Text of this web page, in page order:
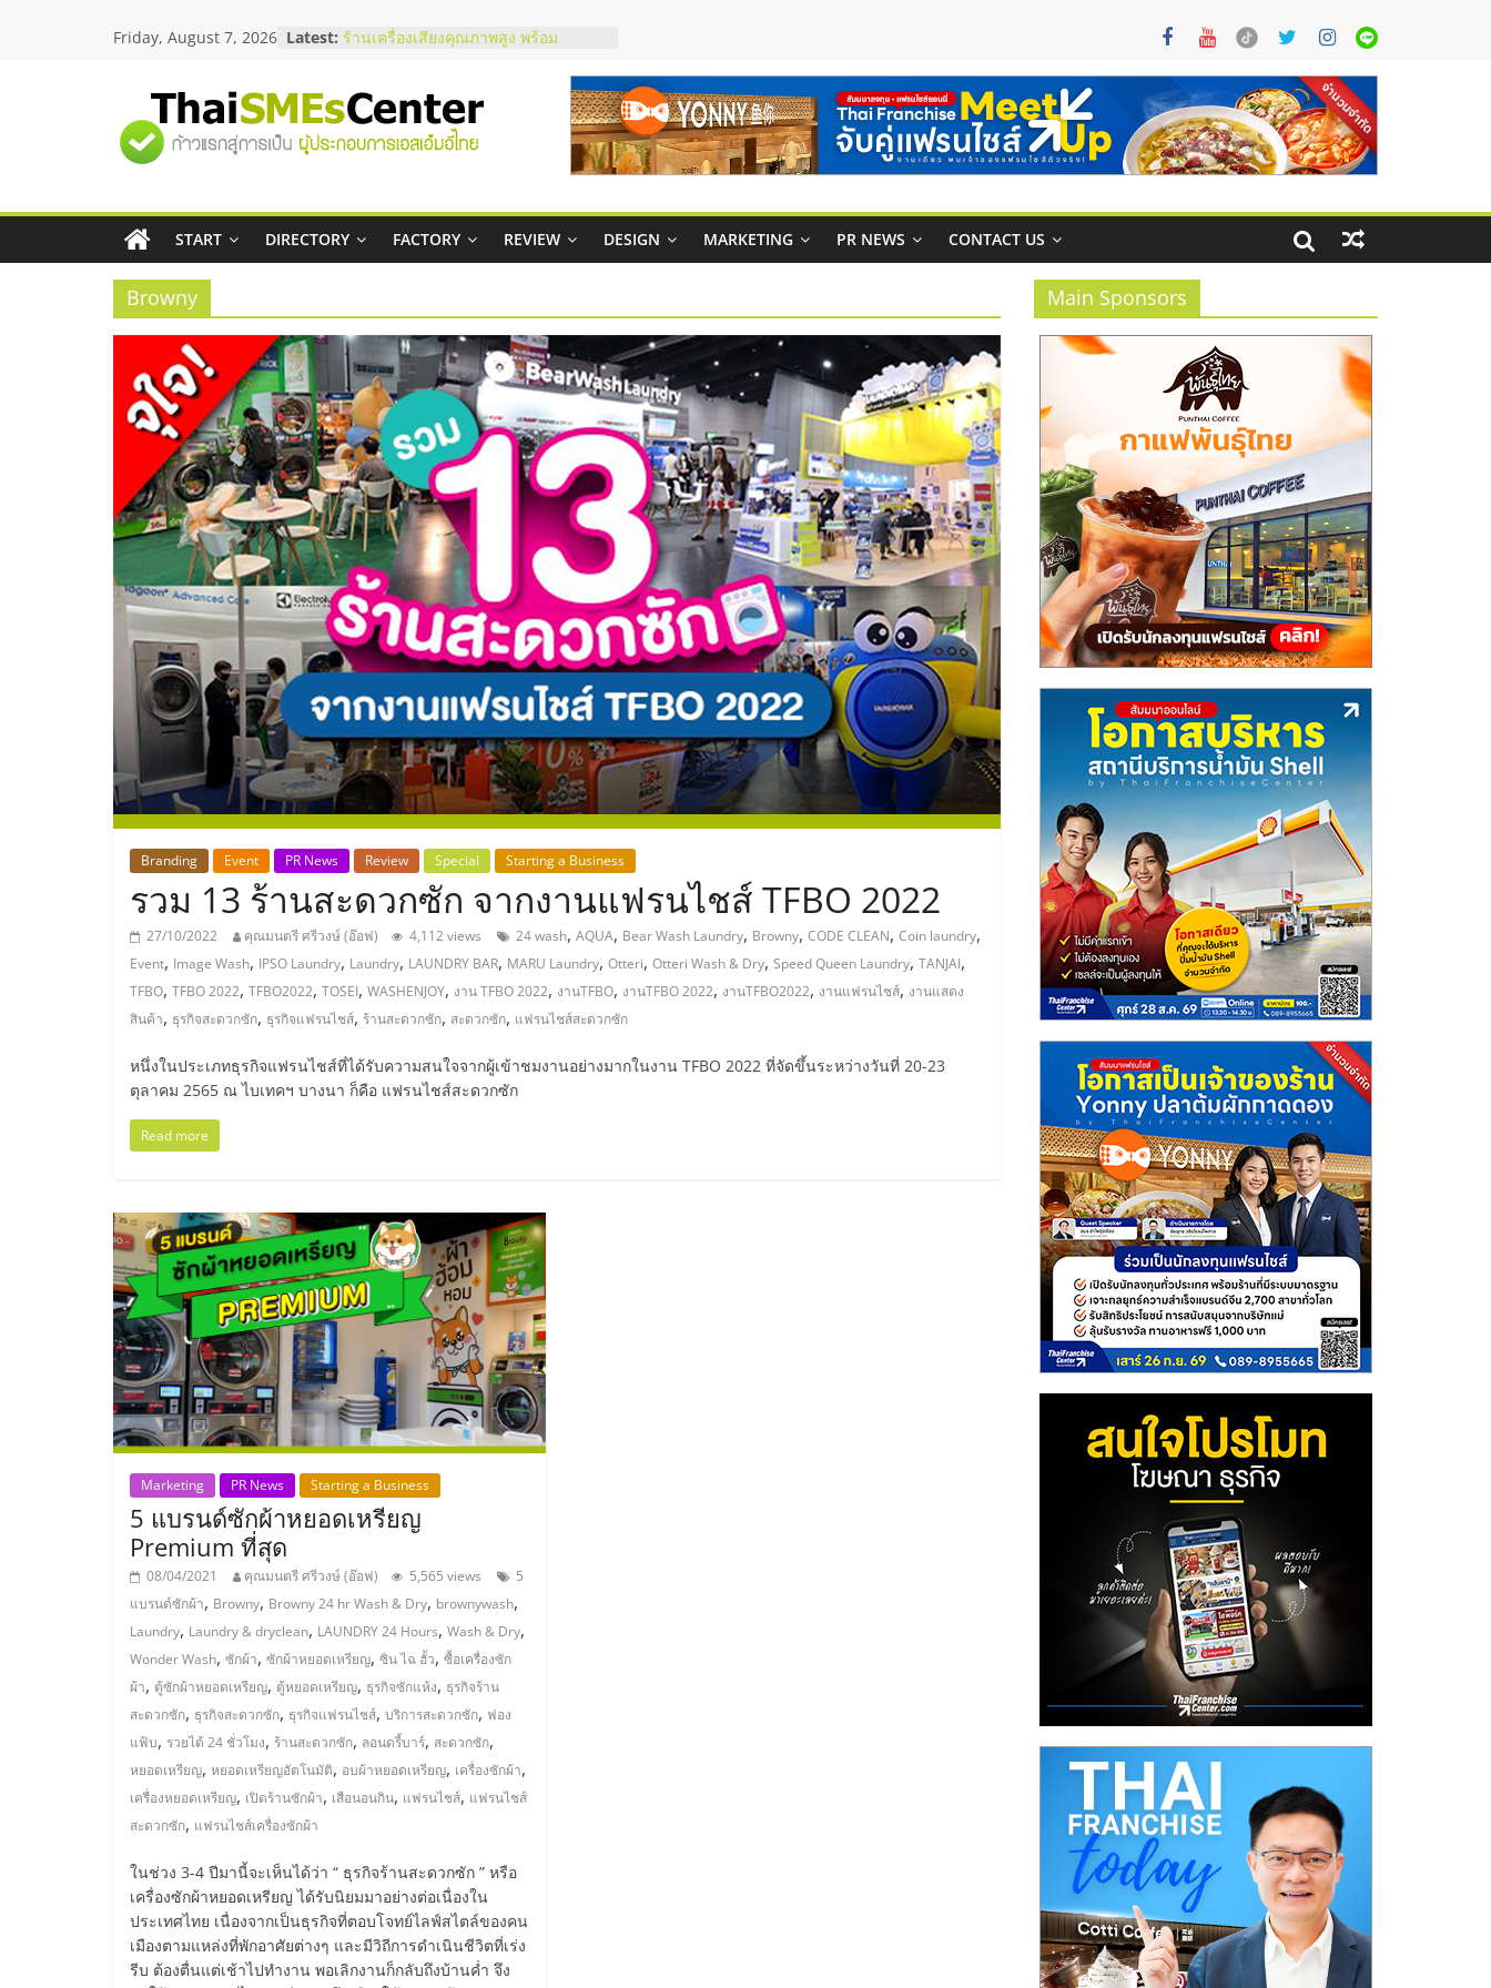
Friday, August 7, 2026 Latest: ร้านเครื่องเสียงคุณภาพสูง พร้อม
บริษัท Cybersecurity ในไทยที่ไหนดี?
วิธีเลือกผู้ให้บริการให้คุ้มค่าและตอบ
โจทย์ธุรกิจ
อยากหาเงินทุน เพิ่มสภาพคล่องให้ธุรกิจ
บริการน้ำมัน Shell
สัมมนาลงทุน แฟรนไชส์ยอนนี่
ThaiFranchise Meet Up จับคู่แฟรน
"ศูนย์
รวม
ข้อมูล
ธุรกิจ
SME
แห่ง
ประเทศไทย,
ThaiSMEsCenter,
รวม
ธุรกิจ
เอ
ส
เอ็
มอี
ไทย,
SMEs,
แฟ
ไชส์,
ที่
ปรึกษา
แฟ
รน
ไชส์,
รวม
แฟ
รน
ไชส์
ขาย
แฟ
START DIRECTORY FACTORY REVIEW DESIGN MARKETING PR NEWS CONTACT US
Browny
Branding Event PR News Review Special Starting a Business
รวม 13 ร้านสะดวกซัก จากงานแฟรนไชส์ TFBO 2022
27/10/2022 คุณมนตรี ศรีวงษ์ (อ๊อฟ) 4,112 views 24 wash, AQUA, Bear Wash Laundry, Browny, CODE CLEAN, Coin laundry,
Event, Image Wash, IPSO Laundry, Laundry, LAUNDRY BAR, MARU Laundry, Otteri, Otteri Wash & Dry, Speed Queen Laundry, TANJAI,
TFBO, TFBO 2022, TFBO2022, TOSEI, WASHENJOY, งาน TFBO 2022, งานTFBO, งานTFBO 2022, งานTFBO2022, งานแฟรนไชส์, งานแสดง
สินค้า, ธุรกิจสะดวกซัก, ธุรกิจแฟรนไชส์, ร้านสะดวกซัก, สะดวกซัก, แฟรนไชส์สะดวกซัก
หนึ่งในประเภทธุรกิจแฟรนไชส์ที่ได้รับความสนใจจากผู้เข้าชมงานอย่างมากในงาน TFBO 2022 ที่จัดขึ้นระหว่างวันที่ 20-23
ตุลาคม 2565 ณ ไบเทคฯ บางนา ก็คือ แฟรนไชส์สะดวกซัก
Read more
Marketing PR News Starting a Business
5 แบรนด์ซักผ้าหยอดเหรียญ
Premium ที่สุด
08/04/2021 คุณมนตรี ศรีวงษ์ (อ๊อฟ) 5,565 views
5
แบรนด์ซักผ้า, Browny, Browny 24 hr Wash & Dry, brownywash,
Laundry, Laundry & dryclean, LAUNDRY 24 Hours, Wash & Dry,
Wonder Wash, ซักผ้า, ซักผ้าหยอดเหรียญ, ซิน ไฉ ฮั้ว, ซื้อเครื่องซัก
ผ้า, ตู้ซักผ้าหยอดเหรียญ, ตู้หยอดเหรียญ, ธุรกิจซักแห้ง, ธุรกิจร้าน
สะดวกซัก, ธุรกิจสะดวกซัก, ธุรกิจแฟรนไชส์, บริการสะดวกซัก, ฟอง
แฟ้บ, รวยได้ 24 ชั่วโมง, ร้านสะดวกซัก, ลอนดรี้บาร์, สะดวกซัก,
หยอดเหรียญ, หยอดเหรียญอัตโนมัติ, อบผ้าหยอดเหรียญ, เครื่องซักผ้า,
เครื่องหยอดเหรียญ, เปิดร้านซักผ้า, เสือนอนกิน, แฟรนไชส์, แฟรนไชส์
สะดวกซัก, แฟรนไชส์เครื่องซักผ้า
ในช่วง 3-4 ปีมานี้จะเห็นได้ว่า “ ธุรกิจร้านสะดวกซัก ” หรือ
เครื่องซักผ้าหยอดเหรียญ ได้รับนิยมมาอย่างต่อเนื่องใน
ประเทศไทย เนื่องจากเป็นธุรกิจที่ตอบโจทย์ไลฟ์สไตล์ของคน
เมืองตามแหล่งที่พักอาศัยต่างๆ และมีวิถีการดำเนินชีวิตที่เร่ง
รีบ ต้องตื่นแต่เช้าไปทำงาน พอเลิกงานก็กลับถึงบ้านค่ำ จึง
Main Sponsors